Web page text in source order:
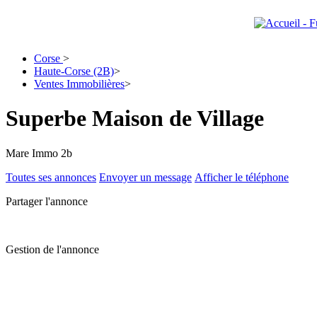
Corse >
Haute-Corse (2B)>
Ventes Immobilières>
Superbe Maison de Village
Mare Immo 2b
Toutes ses annonces Envoyer un message Afficher le téléphone
Partager l'annonce
Gestion de l'annonce